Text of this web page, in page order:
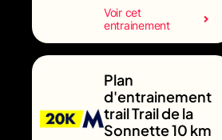
Voir cet
entrainement
Plan
d'entrainement
trail Trail de la
Sonnette 10 km